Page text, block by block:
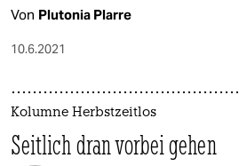
Von Plutonia Plarre
10.6.2021
Kolumne Herbstzeitlos
Seitlich dran vorbei gehen